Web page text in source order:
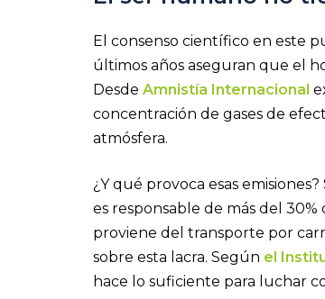
El consenso científico en este
últimos años aseguran que el
Desde Amnistía Internacional
concentración de gases de
atmósfera.
¿Y qué provoca esas
es responsable de más del 30%
proviene del transporte por
sobre esta lacra. Según el
hace lo suficiente para luchar